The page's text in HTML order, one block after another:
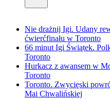
Nie drażnij Igi. Udany
ćwierćfinału w Toronto
66 minut Igi Świątek.
Toronto
Hurkacz z awansem w
Toronto
Toronto. Zwycięski
Mai Chwalińskiej